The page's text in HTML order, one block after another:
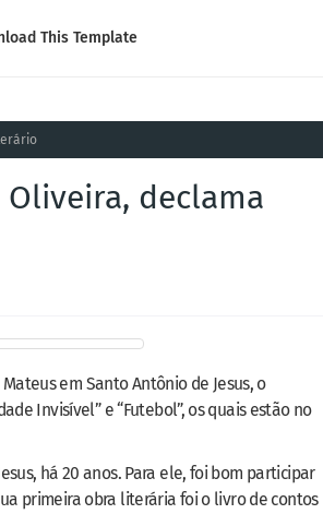
This Template
Oliveira, declama
em Santo Antônio de Jesus, o
Invisível” e “Futebol”, os quais estão no
há 20 anos. Para ele, foi bom participar
primeira obra literária foi o livro de contos